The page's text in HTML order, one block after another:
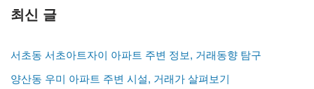
최신 글
서초동 서초아트자이 아파트 주변 정보, 거래동향 탐구
양산동 우미 아파트 주변 시설, 거래가 살펴보기